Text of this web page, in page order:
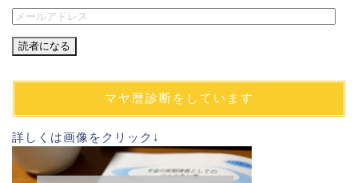
メ
ル
ド
ス
マヤ暦診断をしています
詳しくは画像をクリック↓